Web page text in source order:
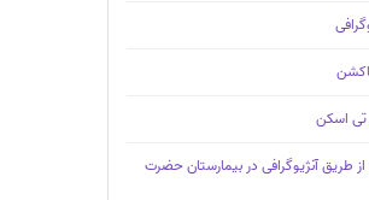
اسکن
طریق آنژیوگرافی در بیمارستان حضرت